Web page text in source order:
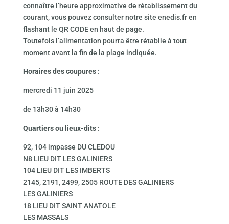
connaître l’heure approximative de rétablissement du
courant, vous pouvez consulter notre site enedis.fr en
flashant le QR CODE en haut de page.
Toutefois l’alimentation pourra être rétablie à tout
moment avant la fin de la plage indiquée.
Horaires des coupures :
mercredi 11 juin 2025
de 13h30 à 14h30
Quartiers ou lieux-dits :
92, 104 impasse DU CLEDOU
N8 LIEU DIT LES GALINIERS
104 LIEU DIT LES IMBERTS
2145, 2191, 2499, 2505 ROUTE DES GALINIERS
LES GALINIERS
18 LIEU DIT SAINT ANATOLE
LES MASSALS